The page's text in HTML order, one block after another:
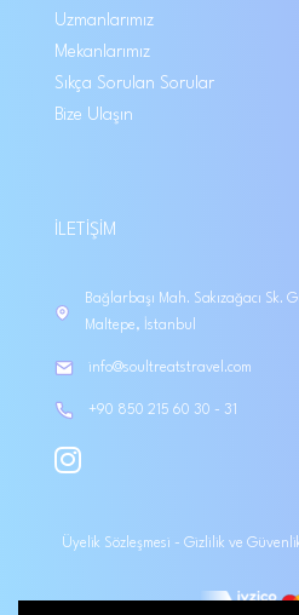
Uzmanlarımız
Mekanlarımız
Sıkça Sorulan Sorular
Bize Ulaşın
İLETIŞIM
Bağlarbaşı Mah. Sakızağacı Sk.
Maltepe, İstanbul
info@soultreatstravel.com
+90 850 215 60 30 - 31
Üyelik Sözleşmesi - Gizlilik ve